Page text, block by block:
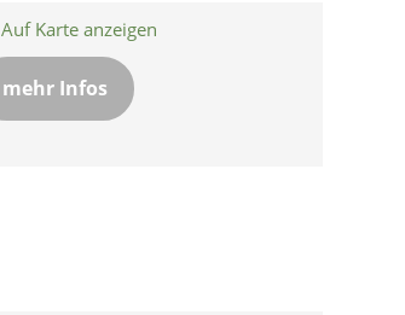
Auf Karte anzeigen
mehr Infos